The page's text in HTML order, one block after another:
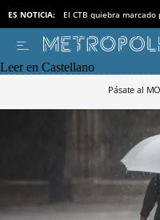
ES NOTICIA: El CTB quiebra
Leer en Castellano
Pásate al